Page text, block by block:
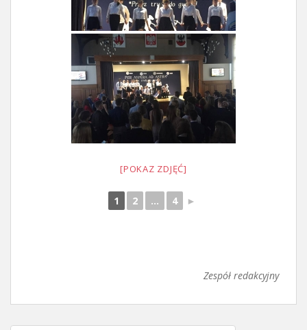
[POKAZ ZDJĘĆ]
1 2 ... 4 ►
Zespół redakcyjny